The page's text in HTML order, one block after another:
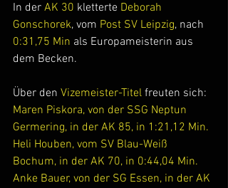
In der AK 30 kletterte Deborah
Gonschorek, vom Post SV Leipzig, nach
0:31,75 Min als Europameisterin aus
dem Becken.
Über den Vizemeister-Titel freuten sich:
Maren Piskora, von der SSG Neptun
Germering, in der AK 85, in 1:21,12 Min.
Heli Houben, vom SV Blau-Weiß
Bochum, in der AK 70, in 0:44,04 Min.
Anke Bauer, von der SG Essen, in der AK